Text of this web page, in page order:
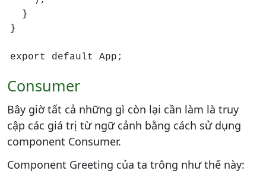
  }
}
export default App;
Consumer
Bây giờ tất cả những gì còn lại cần làm là truy
cập các giá trị từ ngữ cảnh bằng cách sử dụng
component Consumer.
Component Greeting của ta trông như thế này: